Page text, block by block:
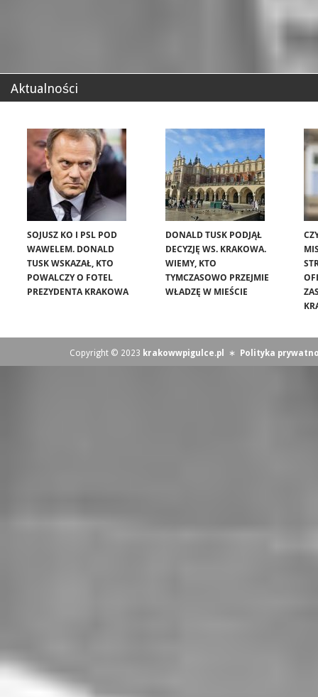
Aktualności
SOJUSZ KO I PSL POD
WAWELEM. DONALD
TUSK WSKAZAŁ, KTO
POWALCZY O FOTEL
PREZYDENTA KRAKOWA
DONALD TUSK PODJĄŁ
DECYZJĘ WS. KRAKOWA.
WIEMY, KTO
TYMCZASOWO PRZEJMIE
WŁADZĘ W MIEŚCIE
Copyright © 2023 krakowwpigulce.pl ∗ Polityka